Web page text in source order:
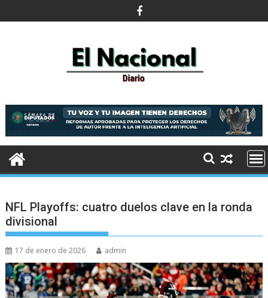
al
NFL Playoffs: cuatro duelos clave en la ronda
divisional
17 de enero de 2026 admin